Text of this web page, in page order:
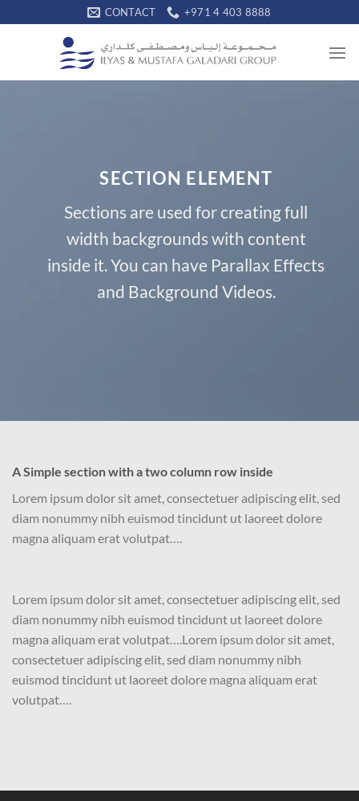
to
CONTACT +971 4 403 8888
SECTION ELEMENT
Sections are used for creating full
width backgrounds with content
inside it. You can have Parallax Effects
and Background Videos.
A Simple section with a two column row inside
Lorem ipsum dolor sit amet, consectetuer adipiscing elit, sed
diam nonummy nibh euismod tincidunt ut laoreet dolore
magna aliquam erat volutpat….
Lorem ipsum dolor sit amet, consectetuer adipiscing elit, sed
diam nonummy nibh euismod tincidunt ut laoreet dolore
magna aliquam erat volutpat….Lorem ipsum dolor sit amet,
consectetuer adipiscing elit, sed diam nonummy nibh
euismod tincidunt ut laoreet dolore magna aliquam erat
volutpat….